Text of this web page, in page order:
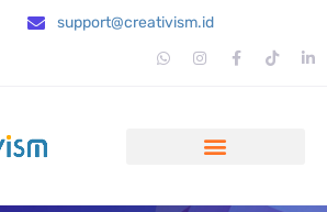
support@creativism.id